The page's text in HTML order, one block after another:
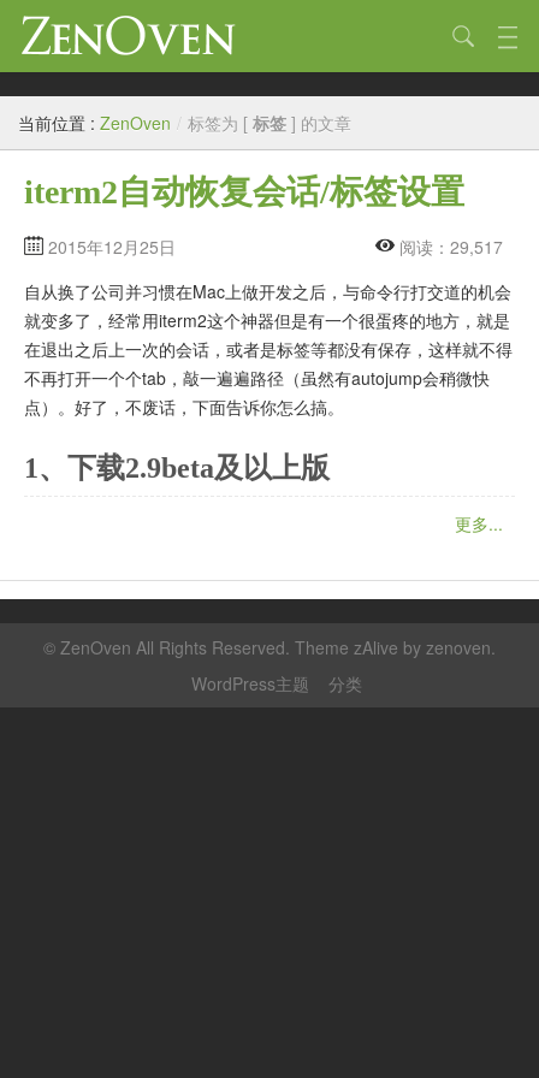
技术
生活
作品
标签
归档
链接
关于
当前位置 : ZenOven / 标签为 [ 标签 ] 的文章
iterm2自动恢复会话/标签设置
2015年12月25日
阅读：29,517
自从换了公司并习惯在Mac上做开发之后，与命令行打交道的机会
就变多了，经常用iterm2这个神器但是有一个很蛋疼的地方，就是
在退出之后上一次的会话，或者是标签等都没有保存，这样就不得
不再打开一个个tab，敲一遍遍路径（虽然有autojump会稍微快
点）。好了，不废话，下面告诉你怎么搞。
1、下载2.9beta及以上版
更多...
© ZenOven All Rights Reserved. Theme zAlive by zenoven.
WordPress主题
分类